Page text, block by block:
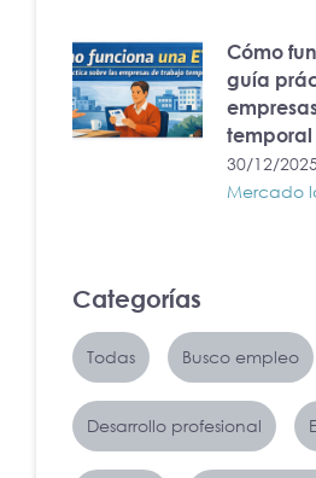
Cómo
guía
temporal
30/12/2025
Mercado
Categorías
Todas Busco empleo
Desarrollo profesional